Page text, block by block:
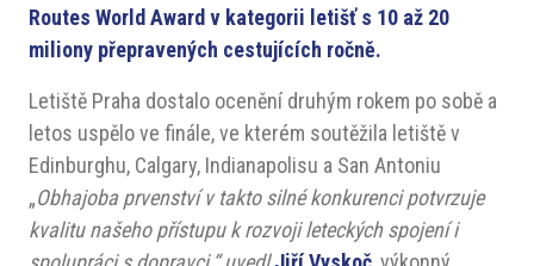
Členská sekce
Routes World Award v kategorii letišť s 10 až 20
miliony přepravených cestujících ročně.
Letiště Praha dostalo ocenění druhým rokem po sobě a
letos uspělo ve finále, ve kterém soutěžila letiště v
Edinburghu, Calgary, Indianapolisu a San Antoniu
„Obhajoba prvenství v takto silné konkurenci potvrzuje
kvalitu našeho přístupu k rozvoji leteckých spojení i